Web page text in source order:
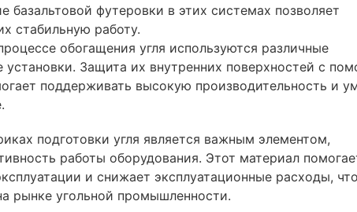
базальтовой футеровки в этих системах позволяет
стабильную работу.
обогащения угля используются различные
Защита их внутренних поверхностей с
поддерживать высокую производительность и
подготовки угля является важным элементом,
работы оборудования. Этот материал
и снижает эксплуатационные расходы,
рынке угольной промышленности.